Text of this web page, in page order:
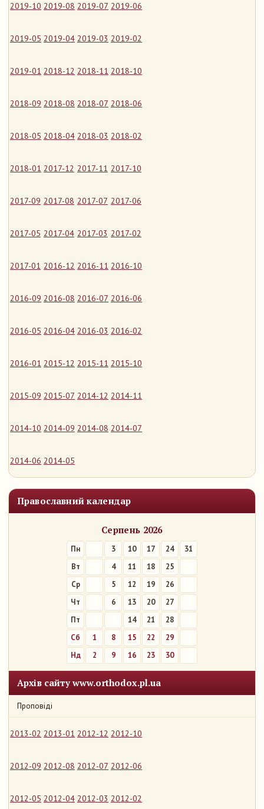
2019-10 2019-08 2019-07 2019-06
2019-05 2019-04 2019-03 2019-02
2019-01 2018-12 2018-11 2018-10
2018-09 2018-08 2018-07 2018-06
2018-05 2018-04 2018-03 2018-02
2018-01 2017-12 2017-11 2017-10
2017-09 2017-08 2017-07 2017-06
2017-05 2017-04 2017-03 2017-02
2017-01 2016-12 2016-11 2016-10
2016-09 2016-08 2016-07 2016-06
2016-05 2016-04 2016-03 2016-02
2016-01 2015-12 2015-11 2015-10
2015-09 2015-07 2014-12 2014-11
2014-10 2014-09 2014-08 2014-07
2014-06 2014-05
Православний календар
Серпень 2026
Пн 3 10 17 24
31
Вт
4 11 18
25
Ср
5 12 19
26
Чт
6 13 20
27
Пт
14 21
28
Сб
1 8 15 22
29
Нд
2 9 16 23 30
Архів сайту www.orthodox.pl.ua
Проповіді
2013-02 2013-01 2012-12 2012-10
2012-09 2012-08 2012-07 2012-06
2012-05 2012-04 2012-03 2012-02